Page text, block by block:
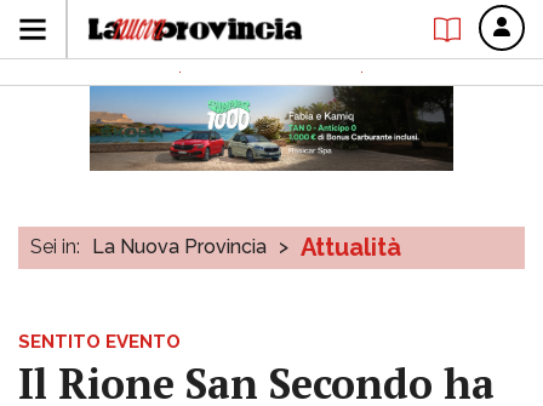
Sei in: La Nuova Provincia > Attualità
SENTITO EVENTO
Il Rione San Secondo ha